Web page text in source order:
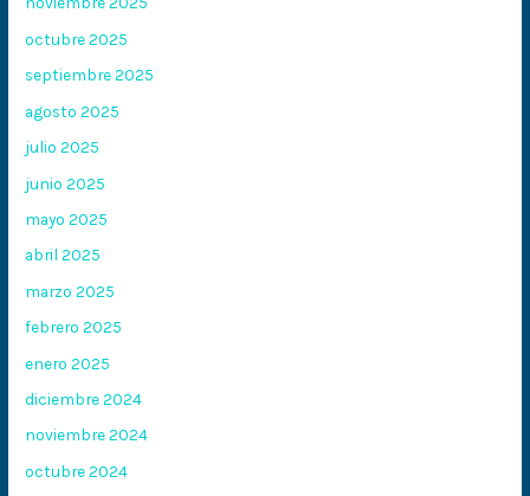
octubre 2025
septiembre 2025
agosto 2025
julio 2025
junio 2025
mayo 2025
abril 2025
marzo 2025
febrero 2025
enero 2025
diciembre 2024
noviembre 2024
octubre 2024